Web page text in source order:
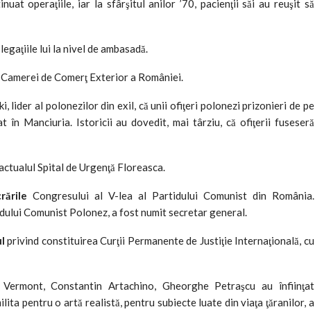
operaţiile, iar la sfârşitul anilor ’70, pacienţii săi au reuşit să
lui la nivel de ambasadă.
de Comerţ Exterior a României.
lider al polonezilor din exil, că unii ofiţeri polonezi prizonieri de pe
în Manciuria. Istoricii au dovedit, mai târziu, că ofiţerii fuseseră
Spital de Urgenţă Floreasca.
Congresului al V-lea al Partidului Comunist din România.
Comunist Polonez, a fost numit secretar general.
privind constituirea Curţii Permanente de Justiţie Internaţională, cu
Constantin Artachino, Gheorghe Petraşcu au înfiinţat
pentru o artă realistă, pentru subiecte luate din viaţa ţăranilor, a